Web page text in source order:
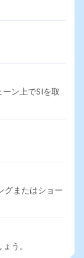
ン上でSIを取
グまたはショー
う。